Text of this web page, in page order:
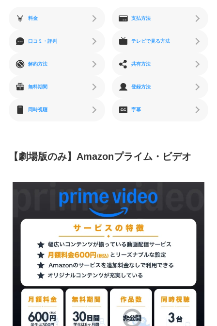
料金 支払方法
口コミ・評判 テレビで見る方法
解約方法 共有方法
無料期間 登録方法
同時視聴 字幕
【劇場版のみ】 Amazonプライム・ビデオ